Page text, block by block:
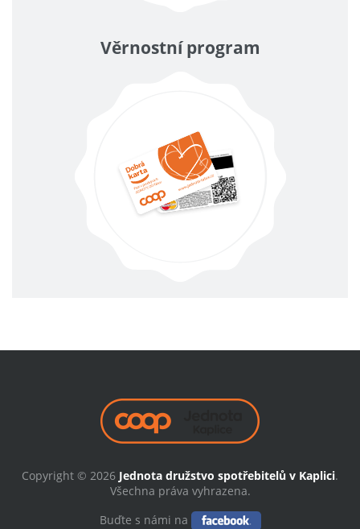
Věrnostní program
Copyright © 2026 Jednota družstvo spotřebitelů v Kaplici.
Všechna práva vyhrazena.
Buďte s námi na